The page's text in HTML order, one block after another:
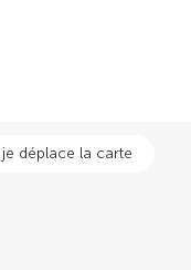
déplace la carte